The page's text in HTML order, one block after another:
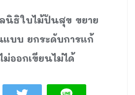
นิธิใบไม้ปันสุข ขยาย
แบบ ยกระดับการแก้
ออกเขียนไม่ได้